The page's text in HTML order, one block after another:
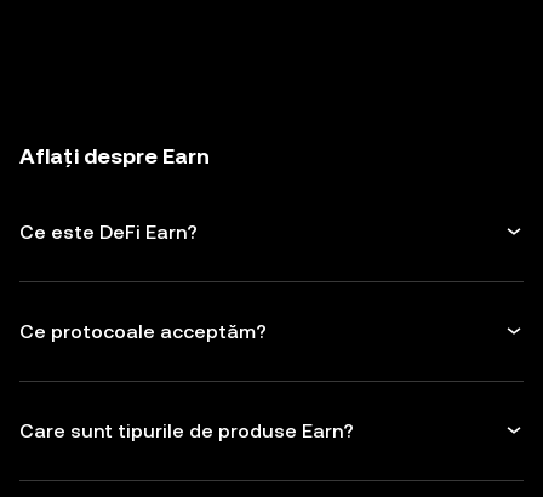
Aflați despre Earn
Ce este DeFi Earn?
Ce protocoale acceptăm?
Care sunt tipurile de produse Earn?